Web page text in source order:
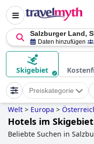
Salzburger Land,
Daten hinzufügen
Skigebiet
Preiskategorie
Welt > Europa >
Hotels im
Beliebte Suchen in